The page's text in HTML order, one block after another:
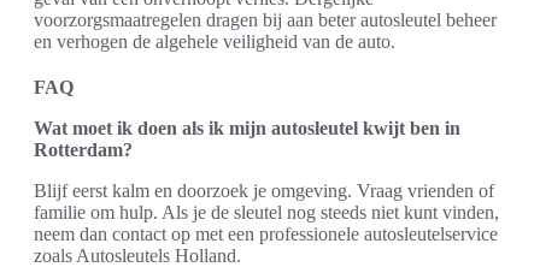
voorzorgsmaatregelen dragen bij aan beter autosleutel beheer
en verhogen de algehele veiligheid van de auto.
FAQ
Wat moet ik doen als ik mijn autosleutel kwijt ben in
Rotterdam?
Blijf eerst kalm en doorzoek je omgeving. Vraag vrienden of
familie om hulp. Als je de sleutel nog steeds niet kunt vinden,
neem dan contact op met een professionele autosleutelservice
zoals Autosleutels Holland.